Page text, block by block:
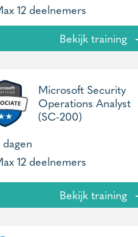
12 deelnemers
Bekijk training
Microsoft Security
Operations Analyst
(SC-200)
12 deelnemers
Bekijk training